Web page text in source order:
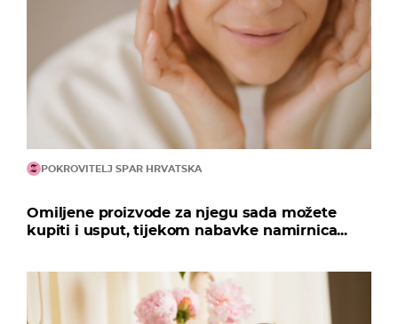
POKROVITELJ SPAR HRVATSKA
Omiljene proizvode za njegu sada možete
kupiti i usput, tijekom nabavke namirnica...